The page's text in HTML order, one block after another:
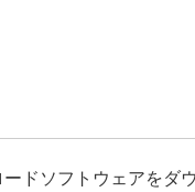
変更することで停止
ドソフトウェアをダ